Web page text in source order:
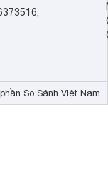
So Sánh Việt Nam